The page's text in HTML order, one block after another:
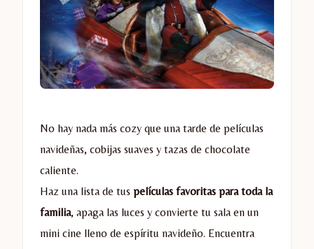
No hay nada más cozy que una tarde de películas
navideñas, cobijas suaves y tazas de chocolate
caliente.
Haz una lista de tus películas favoritas para toda la
familia, apaga las luces y convierte tu sala en un
mini cine lleno de espíritu navideño. Encuentra